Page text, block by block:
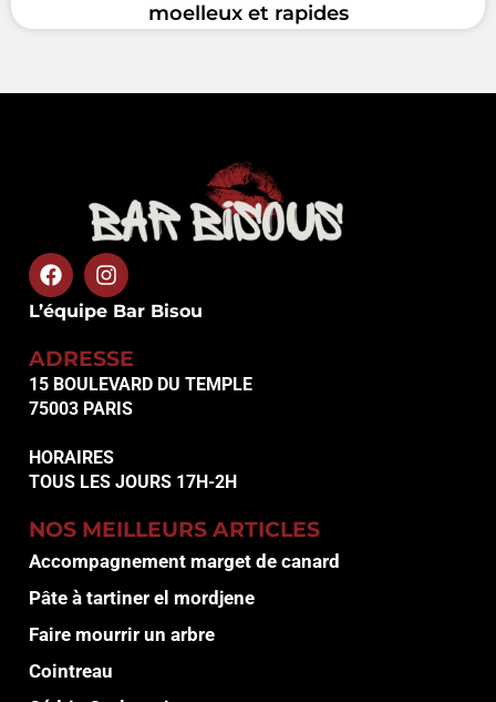
moelleux et rapides
L’équipe Bar Bisou
ADRESSE
15 BOULEVARD DU TEMPLE
75003 PARIS
HORAIRES
TOUS LES JOURS 17H-2H
NOS MEILLEURS ARTICLES
Accompagnement marget de canard
Pâte à tartiner el mordjene
Faire mourrir un arbre
Cointreau